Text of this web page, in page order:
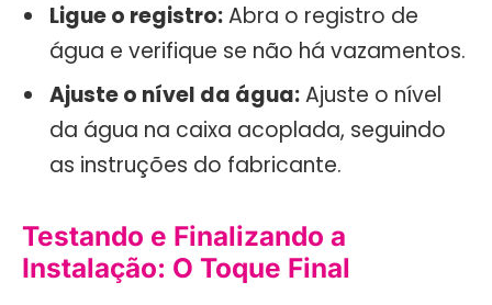
Ligue o registro:Abra o registro de
água e verifique se não há vazamentos.
Ajuste o nível da água:Ajuste o nível
da água na caixa acoplada, seguindo
as instruções do fabricante.
Testando e Finalizando a
Instalação: O Toque Final